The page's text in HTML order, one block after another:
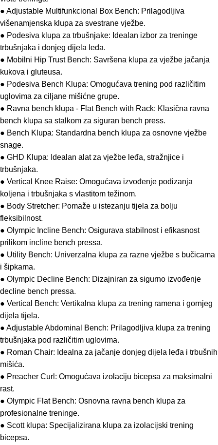
● Adjustable Multifunkcional Box Bench: Prilagodljiva
višenamjenska klupa za svestrane vježbe.
● Podesiva klupa za trbušnjake: Idealan izbor za treninge
trbušnjaka i donjeg dijela leđa.
● Mobilni Hip Trust Bench: Savršena klupa za vježbe jačanja
kukova i gluteusa.
● Podesiva Bench Klupa: Omogućava trening pod različitim
uglovima za ciljane mišićne grupe.
● Ravna bench klupa - Flat Bench with Rack: Klasična ravna
bench klupa sa stalkom za siguran bench press.
● Bench Klupa: Standardna bench klupa za osnovne vježbe
snage.
● GHD Klupa: Idealan alat za vježbe leđa, stražnjice i
trbušnjaka.
● Vertical Knee Raise: Omogućava izvođenje podizanja
koljena i trbušnjaka s vlastitom težinom.
● Body Stretcher: Pomaže u istezanju tijela za bolju
fleksibilnost.
● Olympic Incline Bench: Osigurava stabilnost i efikasnost
prilikom incline bench pressa.
● Utility Bench: Univerzalna klupa za razne vježbe s bučicama
i šipkama.
● Olympic Decline Bench: Dizajniran za sigurno izvođenje
decline bench pressa.
● Vertical Bench: Vertikalna klupa za trening ramena i gornjeg
dijela tijela.
● Adjustable Abdominal Bench: Prilagodljiva klupa za trening
trbušnjaka pod različitim uglovima.
● Roman Chair: Idealna za jačanje donjeg dijela leđa i trbušnih
mišića.
● Preacher Curl: Omogućava izolaciju bicepsa za maksimalni
rast.
● Olympic Flat Bench: Osnovna ravna bench klupa za
profesionalne treninge.
● Scott klupa: Specijalizirana klupa za izolacijski trening
bicepsa.